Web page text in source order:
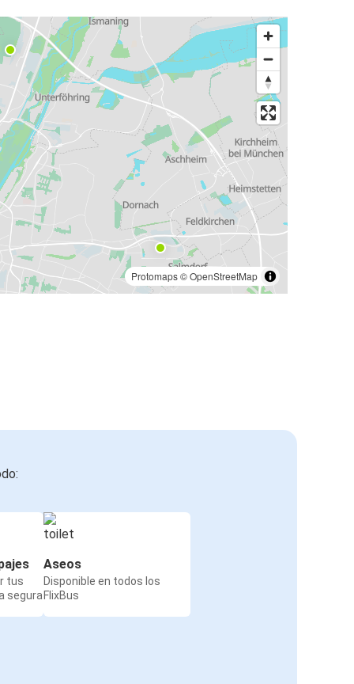
Protomaps©OpenStreetMap
tus
segura
Aseos
Disponible en todos los
FlixBus